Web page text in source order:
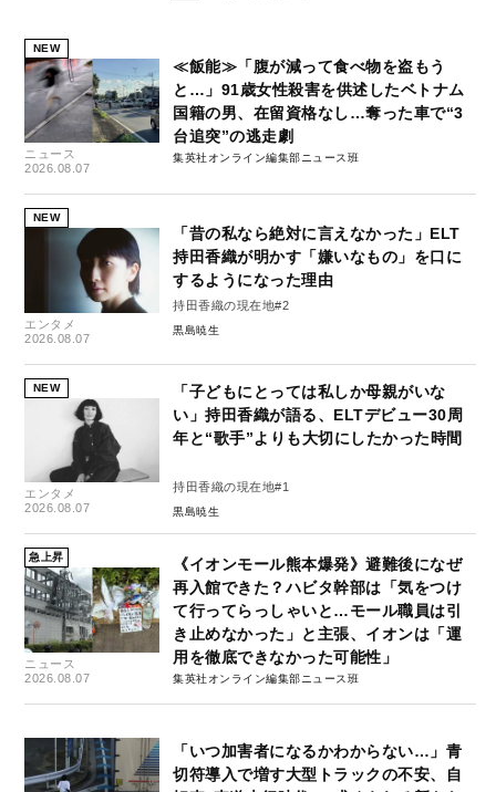
NEW
ニュース
2026.08.07
≪飯能≫「腹が減って食べ物を盗もう
と…」91歳女性殺害を供述したベトナム
国籍の男、在留資格なし…奪った車で“3
台追突”の逃走劇
集英社オンライン編集部ニュース班
NEW
エンタメ
2026.08.07
「昔の私なら絶対に言えなかった」ELT
持田香織が明かす「嫌いなもの」を口に
するようになった理由
持田香織の現在地#2
黒島暁生
NEW
エンタメ
2026.08.07
「子どもにとっては私しか母親がいな
い」持田香織が語る、ELTデビュー30周
年と“歌手”よりも大切にしたかった時間
持田香織の現在地#1
黒島暁生
急上昇
ニュース
2026.08.07
《イオンモール熊本爆発》避難後になぜ
再入館できた？ハビタ幹部は「気をつけ
て行ってらっしゃいと…モール職員は引
き止めなかった」と主張、イオンは「運
用を徹底できなかった可能性」
集英社オンライン編集部ニュース班
「いつ加害者になるかわからない…」青
切符導入で増す大型トラックの不安、自